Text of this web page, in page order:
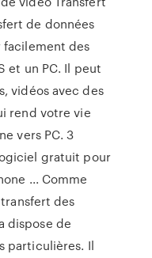
de données
des
et un PC. Il peut
vidéos avec des
rend votre vie
vers PC. 3
gratuit pour
... Comme
des
dispose de
particulières. Il